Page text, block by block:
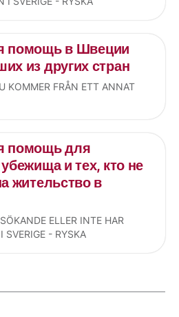
помощь в Швеции
из других стран
KOMMER FRÅN ETT ANNAT
помощь для
и тех, кто не
жительство в
ELLER INTE HAR
SVERIGE - RYSKA